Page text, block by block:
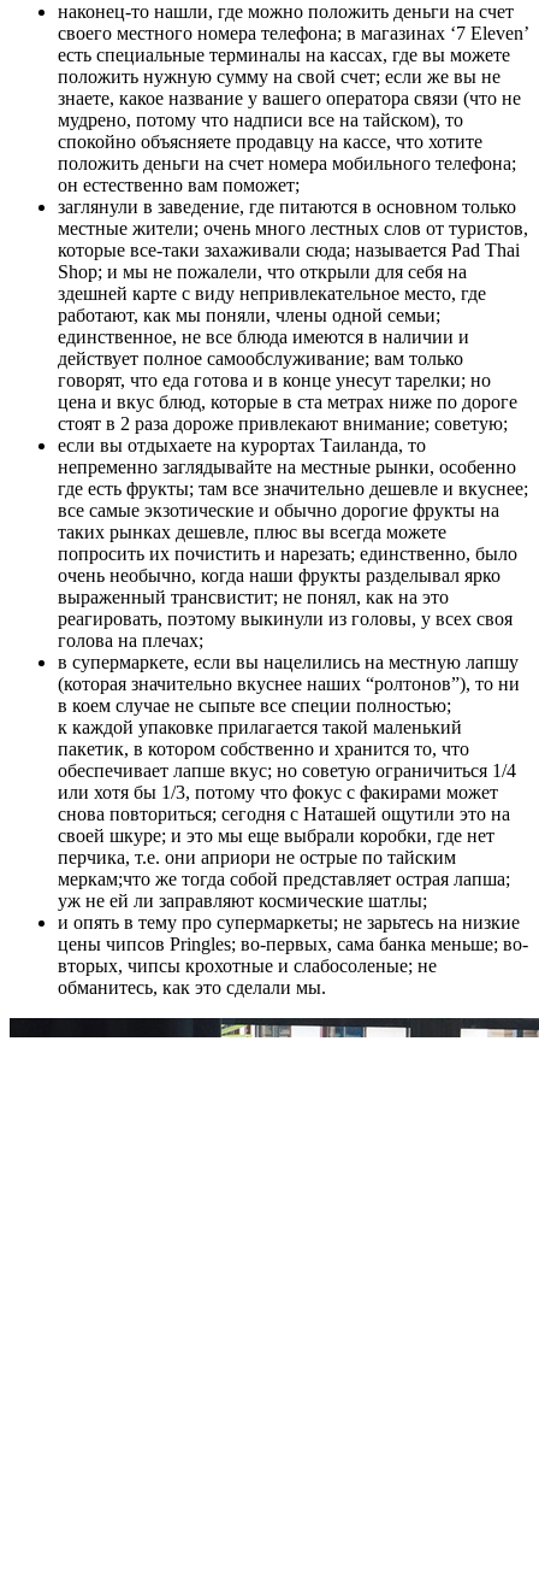
наконец-то нашли, где можно положить деньги на счет
своего местного номера телефона; в магазинах ‘7 Eleven’
есть специальные терминалы на кассах, где вы можете
положить нужную сумму на свой счет; если же вы не
знаете, какое название у вашего оператора связи (что не
мудрено, потому что надписи все на тайском), то
спокойно объясняете продавцу на кассе, что хотите
положить деньги на счет номера мобильного телефона;
он естественно вам поможет;
заглянули в заведение, где питаются в основном только
местные жители; очень много лестных слов от туристов,
которые все-таки захаживали сюда; называется Pad Thai
Shop; и мы не пожалели, что открыли для себя на
здешней карте с виду непривлекательное место, где
работают, как мы поняли, члены одной семьи;
единственное, не все блюда имеются в наличии и
действует полное самообслуживание; вам только
говорят, что еда готова и в конце унесут тарелки; но
цена и вкус блюд, которые в ста метрах ниже по дороге
стоят в 2 раза дороже привлекают внимание; советую;
если вы отдыхаете на курортах Таиланда, то
непременно заглядывайте на местные рынки, особенно
где есть фрукты; там все значительно дешевле и вкуснее;
все самые экзотические и обычно дорогие фрукты на
таких рынках дешевле, плюс вы всегда можете
попросить их почистить и нарезать; единственно, было
очень необычно, когда наши фрукты разделывал ярко
выраженный трансвистит; не понял, как на это
реагировать, поэтому выкинули из головы, у всех своя
голова на плечах;
в супермаркете, если вы нацелились на местную лапшу
(которая значительно вкуснее наших “ролтонов”), то ни
в коем случае не сыпьте все специи полностью;
к каждой упаковке прилагается такой маленький
пакетик, в котором собственно и хранится то, что
обеспечивает лапше вкус; но советую ограничиться 1/4
или хотя бы 1/3, потому что фокус с факирами может
снова повториться; сегодня с Наташей ощутили это на
своей шкуре; и это мы еще выбрали коробки, где нет
перчика, т.е. они априори не острые по тайским
меркам;что же тогда собой представляет острая лапша;
уж не ей ли заправляют космические шатлы;
и опять в тему про супермаркеты; не зарьтесь на низкие
цены чипсов Pringles; во-первых, сама банка меньше; во-
вторых, чипсы крохотные и слабосоленые; не
обманитесь, как это сделали мы.